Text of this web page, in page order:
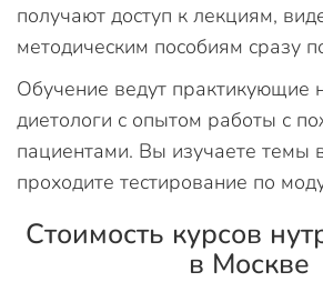
получают доступ к лекциям,
методическим пособиям сразу
Обучение ведут практикующие
диетологи с опытом работы с
пациентами. Вы изучаете темы
проходите тестирование по
Стоимость курсов
в Москве